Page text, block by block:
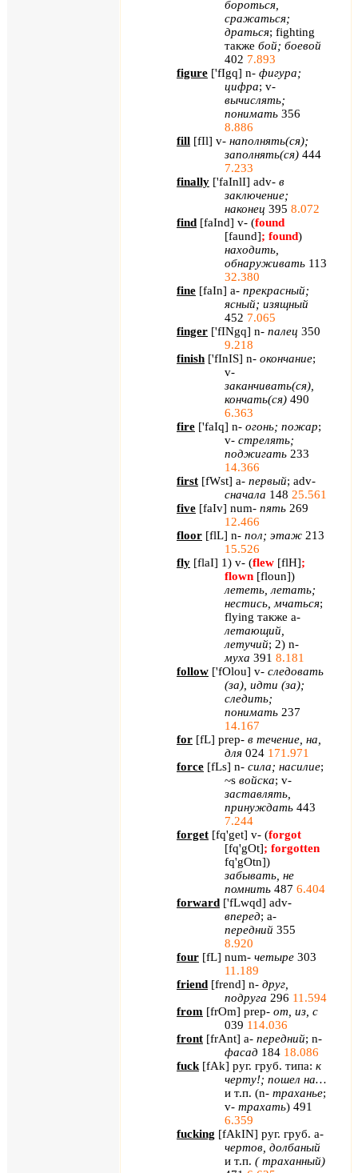
бороться,
сражаться;
драться; fighting
также бой; боевой
402 7.893
figure ['fIgq] n- фигура;
цифра; v-
вычислять;
понимать 356
8.886
fill [fIl] v- наполнять(ся);
заполнять(ся) 444
7.233
finally ['faInlI] adv- в
заключение;
наконец 395 8.072
find [faInd] v- (found
[faund]; found)
находить,
обнаруживать 113
32.380
fine [faIn] a- прекрасный;
ясный; изящный
452 7.065
finger ['fINgq] n- палец 350
9.218
finish ['fInIS] n- окончание;
v-
заканчивать(ся),
кончать(ся) 490
6.363
fire ['faIq] n- огонь; пожар;
v- стрелять;
поджигать 233
14.366
first [fWst] a- первый; adv-
сначала 148 25.561
five [faIv] num- пять 269
12.466
floor [flL] n- пол; этаж 213
15.526
fly [flaI] 1) v- (flew [flH];
flown [floun])
лететь летать;
нестись мчаться;
flying также a-
летающий
летучий; 2) n-
муха 391 8.181
follow ['fOlou] v- следовать
(за), идти (за);
следить;
понимать 237
14.167
for [fL] prep- в течение, на,
для 024 171.971
force [fLs] n- сила; насилие;
~s войска; v-
заставлять,
принуждать 443
7.244
forget [fq'get] v- (forgot
[fq'gOt]; forgotten
fq'gOtn])
забывать, не
помнить 487 6.404
forward ['fLwqd] adv-
вперед; a-
передний 355
8.920
four [fL] num- четыре 303
11.189
friend [frend] n- друг
подруга 296 11.594
from [frOm] prep- от из с
039 114.036
front [frAnt] a- передний; n-
фасад 184 18.086
fuck [fAk] руг. груб. типа: к
черту!; пошел на…
и т.п. (n- траханье;
v- трахать) 491
6.359
fucking [fAkIN] руг. груб. a-
чертов, долбаный
и т.п. ( траханный)